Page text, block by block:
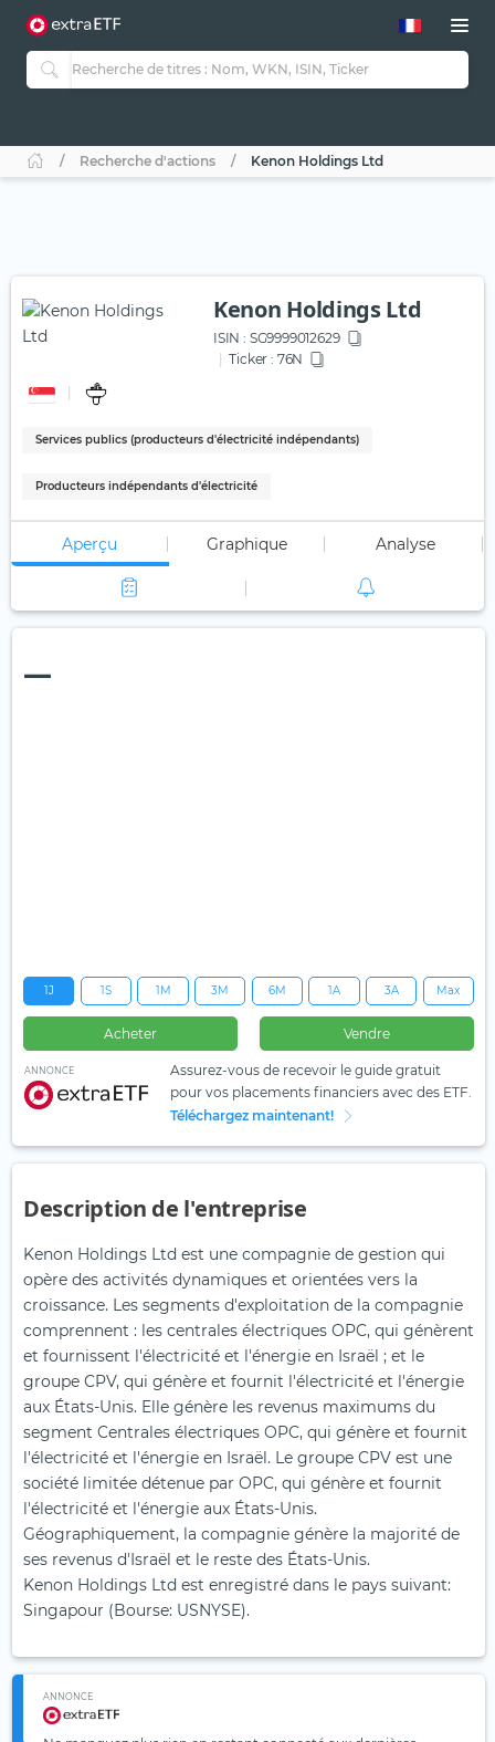
Recherche d'actions Kenon Holdings Ltd
Kenon Holdings Ltd
ISIN : SG9999012629
Ticker : 76N
Services publics (producteurs d'électricité indépendants)
Producteurs indépendants d'électricité
Aperçu Graphique Analyse
—
1J 1S 1M 3M 6M 1A 3A Max
Acheter Vendre
ANNONCE
Assurez-vous de recevoir le guide gratuit
pour vos placements financiers avec des ETF.
Téléchargez maintenant!
Description de l'entreprise
Kenon Holdings Ltd est une compagnie de gestion qui
opère des activités dynamiques et orientées vers la
croissance. Les segments d'exploitation de la compagnie
comprennent : les centrales électriques OPC, qui génèrent
et fournissent l'électricité et l'énergie en Israël ; et le
groupe CPV, qui génère et fournit l'électricité et l'énergie
aux États-Unis. Elle génère les revenus maximums du
segment Centrales électriques OPC, qui génère et fournit
l'électricité et l'énergie en Israël. Le groupe CPV est une
société limitée détenue par OPC, qui génère et fournit
l'électricité et l'énergie aux États-Unis.
Géographiquement, la compagnie génère la majorité de
ses revenus d'Israël et le reste des États-Unis.
Kenon Holdings Ltd est enregistré dans le pays suivant:
Singapour (Bourse: USNYSE).
ANNONCE